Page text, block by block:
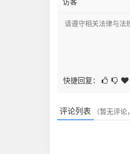
快捷回复：
评论列表 （暂无评论，